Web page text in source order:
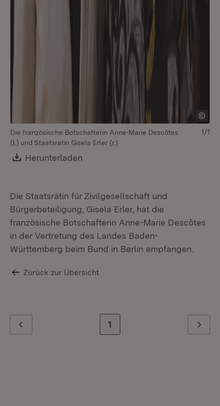
Die französische Botschafterin Anne-Marie Descôtes
(l.) und Staatsrätin Gisela Erler (r.)
Download:
Herunterladen
1/1
Die Staatsrätin für Zivilgesellschaft und
Bürgerbeteiligung, Gisela Erler, hat die
französische Botschafterin Anne-Marie Descôtes
in der Vertretung des Landes Baden-
Württemberg beim Bund in Berlin empfangen.
Zurück zur Übersicht
Zur letzten Seite
1 Weiter